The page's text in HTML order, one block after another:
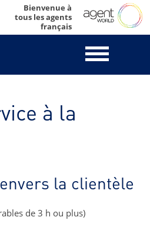
Bienvenue à
tous les agents
français
à la
la clientèle
de 3 h ou plus)